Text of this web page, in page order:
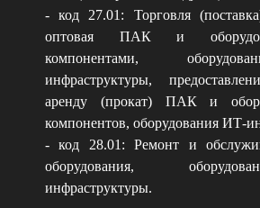
- код 27.01: Торговля
оптовая ПАК и
компонентами,
инфраструктуры,
аренду (прокат) ПАК и
компонентов, оборудования ИТ-
- код 28.01: Ремонт и
оборудования,
инфраструктуры.